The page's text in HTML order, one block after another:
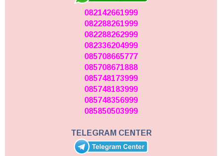
082142661999
082288261999
082288262999
082336204999
085708665777
085708671888
085748173999
085748183999
085748356999
085850503999
TELEGRAM CENTER